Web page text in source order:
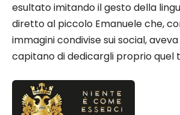
esultato imitando il gesto della
diretto al piccolo Emanuele che,
immagini condivise sui social,
capitano di dedicargli proprio quel